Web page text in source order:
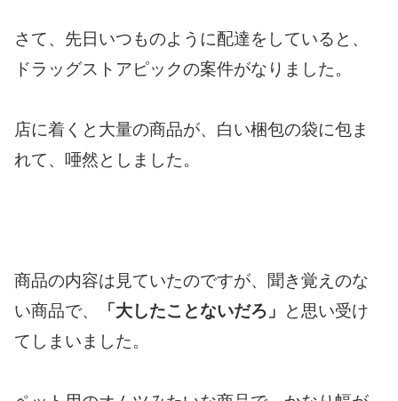
さて、先日いつものように配達をしていると、
ドラッグストアピックの案件がなりました。
店に着くと大量の商品が、白い梱包の袋に包ま
れて、唖然としました。
商品の内容は見ていたのですが、聞き覚えのな
い商品で、
「大したことないだろ」
と思い受け
てしまいました。